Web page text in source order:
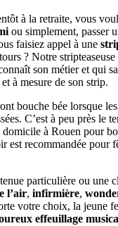
à la retraite, vous
ou simplement, passer
faisiez appel à une
? Notre
son métier et qui
à mesure de son strip.
bouche bée lorsque les
C’est à peu près le
domicile à Rouen pour
est recommandée pour
particulière ou une
l’air, infirmière,
votre choix, la jeune
effeuillage